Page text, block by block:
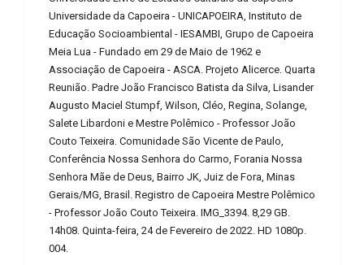
Universidade da Capoeira - UNICAPOEIRA, Instituto de
Educação Socioambiental - IESAMBI, Grupo de Capoeira
Meia Lua - Fundado em 29 de Maio de 1962 e
Associação de Capoeira - ASCA. Projeto Alicerce. Quarta
Reunião. Padre João Francisco Batista da Silva, Lisander
Augusto Maciel Stumpf, Wilson, Cléo, Regina, Solange,
Salete Libardoni e Mestre Polêmico - Professor João
Couto Teixeira. Comunidade São Vicente de Paulo,
Conferência Nossa Senhora do Carmo, Forania Nossa
Senhora Mãe de Deus, Bairro JK, Juiz de Fora, Minas
Gerais/MG, Brasil. Registro de Capoeira Mestre Polêmico
- Professor João Couto Teixeira. IMG_3394. 8,29 GB.
14h08. Quinta-feira, 24 de Fevereiro de 2022. HD 1080p.
004.